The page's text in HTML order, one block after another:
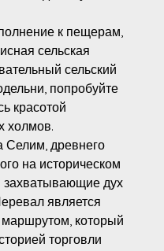
к пещерам,
сельская
сельский
попробуйте
красотой
холмов.
Селим, древнего
на историческом
захватывающие дух
является
который
торговли